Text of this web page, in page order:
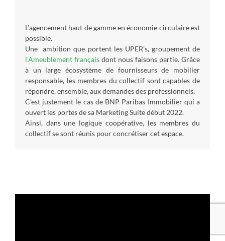
L’agencement haut de gamme en économie circulaire est
possible.
Une ambition que portent les UPER’s, groupement de
l’Ameublement français dont nous faisons partie. Grâce
à un large écosystème de fournisseurs de mobilier
responsable, les membres du collectif sont capables de
répondre, ensemble, aux demandes des professionnels.
C’est justement le cas de BNP Paribas Immobilier qui a
ouvert les portes de sa Marketing Suite début 2022.
Ainsi, dans une logique coopérative, les membres du
collectif se sont réunis pour concrétiser cet espace.